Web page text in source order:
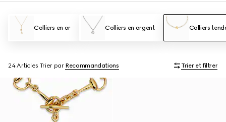
Colliers en or Colliers en argent Colliers
24 Articles Trier par Recommandations Trier et filtrer